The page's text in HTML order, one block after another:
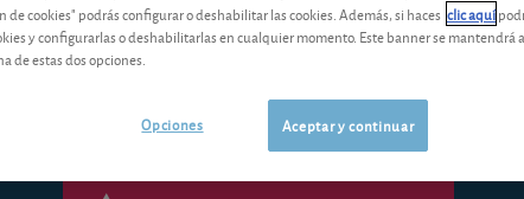
El Estado, tras intervenir el BFA -
de cookies" podrás configurar o deshabilitar las cookies. Además, si haces clic aquí
y configurarlas o deshabilitarlas en cualquier momento. Este banner se mantendrá
de estas dos opciones.
Aceptar y continuar
Opciones